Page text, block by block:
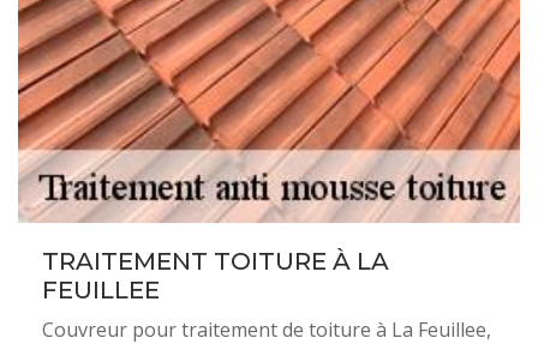
TRAITEMENT TOITURE À LA
FEUILLEE
Couvreur pour traitement de toiture à La Feuillee,